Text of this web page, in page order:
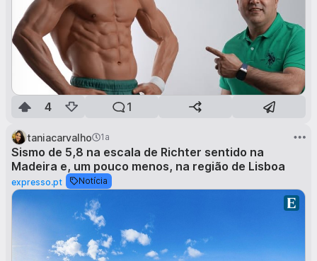
4 1
taniacarvalho 1a
Sismo de 5,8 na escala de Richter sentido na
Madeira e, um pouco menos, na região de Lisboa
expresso.pt Notícia